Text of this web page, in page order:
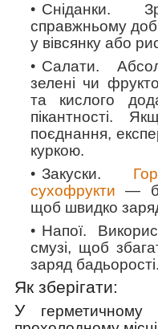
Сніданки.
справжньому
у вівсянку або
Салати.
зелені чи
та кислого
пікантності.
поєднання,
куркою.
Закуски.
сухофрукти —
щоб швидко
Напої.
смузі, щоб
заряд бадьорості.
Як зберігати:
У